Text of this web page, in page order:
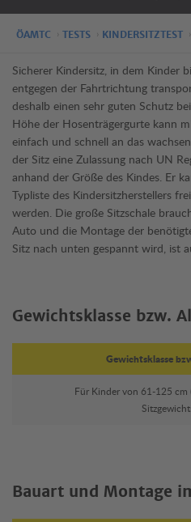
ÖAMTC TESTS KINDERSITZTEST
Sicherer Kindersitz, in dem Kinder
entgegen der Fahrtrichtung
deshalb einen sehr guten Schutz
Höhe der Hosenträgergurte kann
einfach und schnell an das
der Sitz eine Zulassung nach UN
anhand der Größe des Kindes. Er
Typliste des Kindersitzherstellers
werden. Die große Sitzschale
Auto und die Montage der
Sitz nach unten gespannt wird, ist
Gewichtsklasse bzw.
Gewichtsklasse
Für Kinder von 61-125 cm
Bauart und Montage